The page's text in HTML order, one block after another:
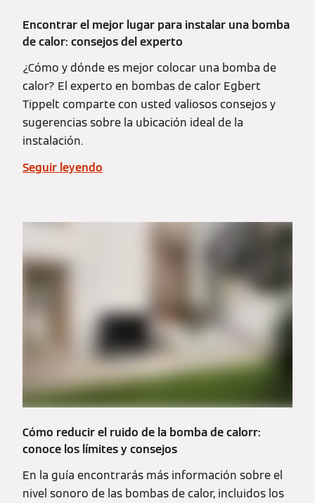
Encontrar el mejor lugar para instalar una bomba
de calor: consejos del experto
¿Cómo y dónde es mejor colocar una bomba de
calor? El experto en bombas de calor Egbert
Tippelt comparte con usted valiosos consejos y
sugerencias sobre la ubicación ideal de la
instalación.
Seguir leyendo
Cómo reducir el ruido de la bomba de calorr:
conoce los límites y consejos
En la guía encontrarás más información sobre el
nivel sonoro de las bombas de calor, incluidos los